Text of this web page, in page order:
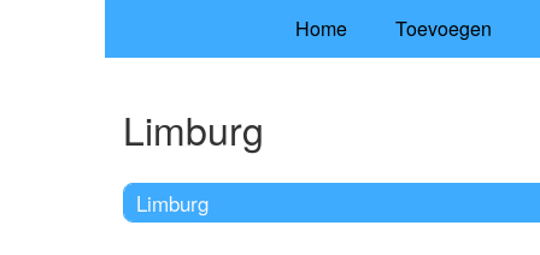
Home Toevoegen
Limburg
Limburg